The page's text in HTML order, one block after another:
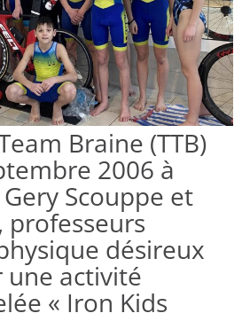
Braine (TTB)
2006 à
Scouppe et
professeurs
désireux
activité
« Iron Kids